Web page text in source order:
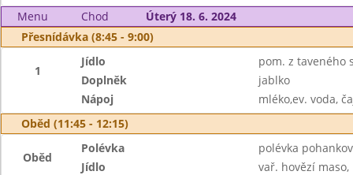
Menu
Chod
Úterý 18. 6. 2024
Přesnídávka (8:45 - 9:00)
1
Jídlo
pom. z taveného
Doplněk
jablko
Nápoj
mléko,ev. voda,
Oběd (11:45 - 12:15)
Oběd
Polévka
polévka
Jídlo
vař. hovězí